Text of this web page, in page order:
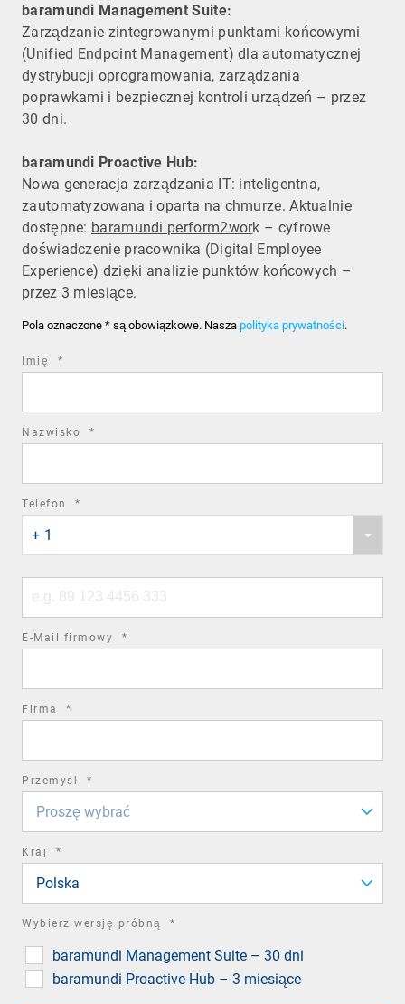
baramundi Management Suite:
Zarządzanie zintegrowanymi punktami końcowymi
(Unified Endpoint Management) dla automatycznej
dystrybucji oprogramowania, zarządzania
poprawkami i bezpiecznej kontroli urządzeń – przez
30 dni.
baramundi Proactive Hub:
Nowa generacja zarządzania IT: inteligentna,
zautomatyzowana i oparta na chmurze. Aktualnie
dostępne: baramundi perform2work – cyfrowe
doświadczenie pracownika (Digital Employee
Experience) dzięki analizie punktów końcowych –
przez 3 miesiące.
Pola oznaczone * są obowiązkowe. Nasza polityka prywatności.
Imię *
Nazwisko *
Telefon *
country
code
+ 1
number
E-Mail firmowy *
Firma *
Przemysł *
Proszę wybrać
Kraj *
Polska
Wybierz wersję próbną *
baramundi Management Suite – 30 dni
baramundi Proactive Hub – 3 miesiące